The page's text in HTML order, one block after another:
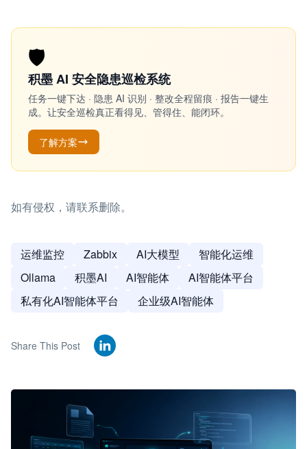
🛡️
积墨 AI 安全隐患巡检系统
任务一键下达 · 隐患 AI 识别 · 整改全程留痕 · 报告一键生
成。让安全巡检真正看得见、管得住、能闭环。
了解方案
如有侵权，请联系删除。
运维监控 Zabbix AI大模型
智能化运维
Ollama
积墨AI AI智能体
AI智能体平台
私有化AI智能体平台
企业级AI智能体
Share This Post